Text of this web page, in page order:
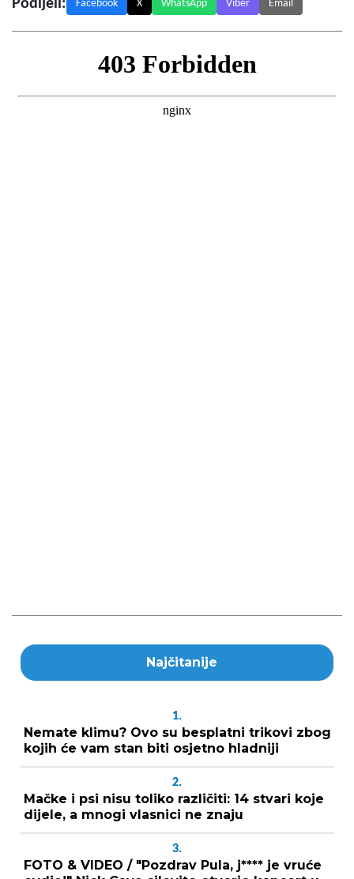
Podijeli: Facebook X WhatsApp Viber Email
Najčitanije
1.
Nemate klimu? Ovo su besplatni trikovi zbog
kojih će vam stan biti osjetno hladniji
2.
Mačke i psi nisu toliko različiti: 14 stvari koje
dijele, a mnogi vlasnici ne znaju
3.
FOTO & VIDEO / "Pozdrav Pula, j**** je vruće